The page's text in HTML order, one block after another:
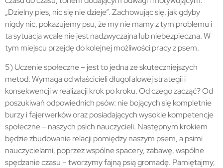
„Dzielny pies, nic się nie dzieje”. Zachowując się, jak gdyby
nigdy nic, pokazujemy psu, że my nie mamy z tym problemu i
ta sytuacja wcale nie jest nadzwyczajna lub niebezpieczna. W
tym miejscu przejdę do kolejnej możliwości pracy z psem.
5) Uczenie społeczne – jest to jedna ze skuteczniejszych
metod. Wymaga od właścicieli długofalowej strategii i
konsekwencji w realizacji krok po kroku. Od czego zacząć? Od
poszukiwań odpowiednich psów: nie bojących się kompletnie
burzy i fajerwerków oraz posiadających wysokie kompetencje
społeczne – naszych psich nauczycieli. Następnym krokiem
będzie zbudowanie relacji pomiędzy naszym psem, a psimi
nauczycielami, poprzez wspólne spacery, zabawę, wspólne
spędzanie czasu – tworzymy fajną psią gromadę. Pamiętajmy,